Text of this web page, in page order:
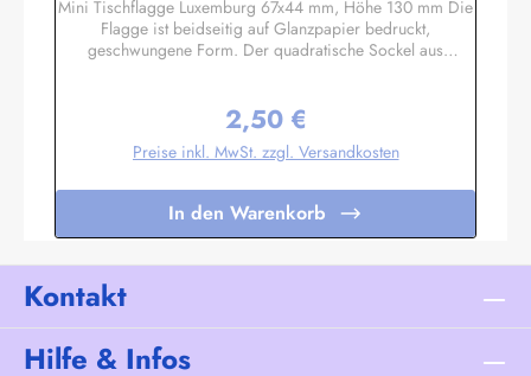
Mini Tischflagge Luxemburg 67x44 mm, Höhe 130 mm Die
Flagge ist beidseitig auf Glanzpapier bedruckt,
geschwungene Form. Der quadratische Sockel aus
wird. Auf den 4 schrägen Flächen können Sie bei Bedarf
kleine Schildchen anbringen. Somit eignet sich diese
Tischflagge auch hervorragend als Werbegeschenk oder
lieferbar. Unser Standardprogramm umfasst alle Nationen,
deutsche und österreichische Bundesländer, Regionen und
Sondermotive wie Regenbogen, Pirat
etc.Sonderanfertigungen nach Ihren Vorgaben sind bereits
in Kleinstauflagen ab 20 Stück pro Motiv möglich,
Regulärer Preis:
2,50 €
Preise inkl. MwSt. zzgl. Versandkosten
In den Warenkorb
Kontakt
Hilfe & Infos